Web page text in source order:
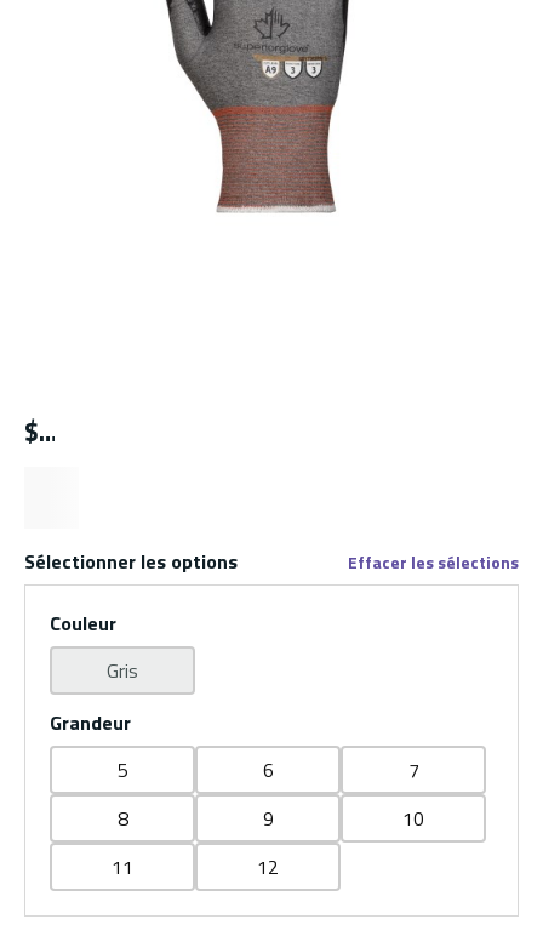
$
Sélectionner les options Effacer les sélections
Couleur
Gris
Grandeur
5
6
7
8
9
10
11
12